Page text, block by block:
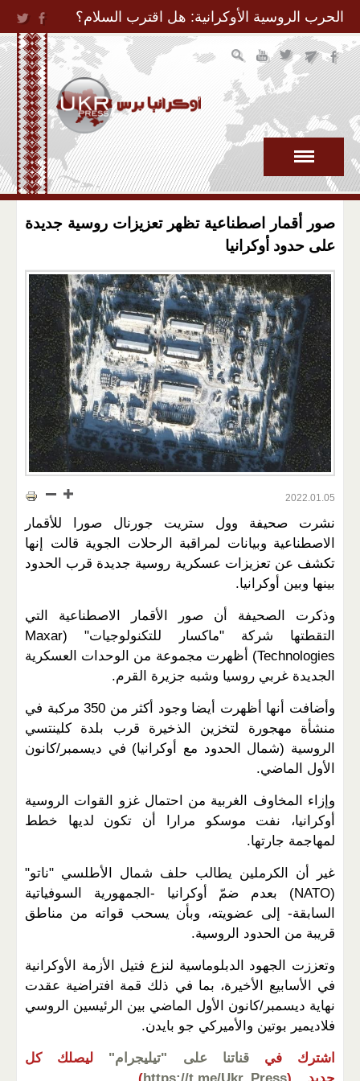
Jump to Navigation
الحرب الروسية الأوكرانية: هل اقترب السلام؟
صور أقمار اصطناعية تظهر تعزيزات روسية جديدة
على حدود أوكرانيا
2022.01.05
نشرت صحيفة وول ستريت جورنال صورا للأقمار
الاصطناعية وبيانات لمراقبة الرحلات الجوية قالت إنها
تكشف عن تعزيزات عسكرية روسية جديدة قرب الحدود
بينها وبين أوكرانيا.
وذكرت الصحيفة أن صور الأقمار الاصطناعية التي
التقطتها شركة "ماكسار للتكنولوجيات" (Maxar
Technologies) أظهرت مجموعة من الوحدات العسكرية
الجديدة غربي روسيا وشبه جزيرة القرم.
وأضافت أنها أظهرت أيضا وجود أكثر من 350 مركبة في
منشأة مهجورة لتخزين الذخيرة قرب بلدة كلينتسي
الروسية (شمال الحدود مع أوكرانيا) في ديسمبر/كانون
الأول الماضي.
وإزاء المخاوف الغربية من احتمال غزو القوات الروسية
أوكرانيا، نفت موسكو مرارا أن تكون لديها خطط
لمهاجمة جارتها.
غير أن الكرملين يطالب حلف شمال الأطلسي "ناتو"
(NATO) بعدم ضمّ أوكرانيا -الجمهورية السوفياتية
السابقة- إلى عضويته، وبأن يسحب قواته من مناطق
قريبة من الحدود الروسية.
وتعززت الجهود الدبلوماسية لنزع فتيل الأزمة الأوكرانية
في الأسابيع الأخيرة، بما في ذلك قمة افتراضية عقدت
نهاية ديسمبر/كانون الأول الماضي بين الرئيسين الروسي
فلاديمير بوتين والأميركي جو بايدن.
اشترك في قناتنا على "تيليجرام"
ليصلك كل